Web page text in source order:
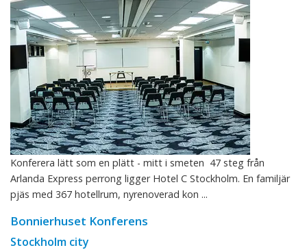
Konferera lätt som en plätt - mitt i smeten 47 steg från
Arlanda Express perrong ligger Hotel C Stockholm. En familjär
pjäs med 367 hotellrum, nyrenoverad kon ...
Bonnierhuset Konferens
Stockholm city